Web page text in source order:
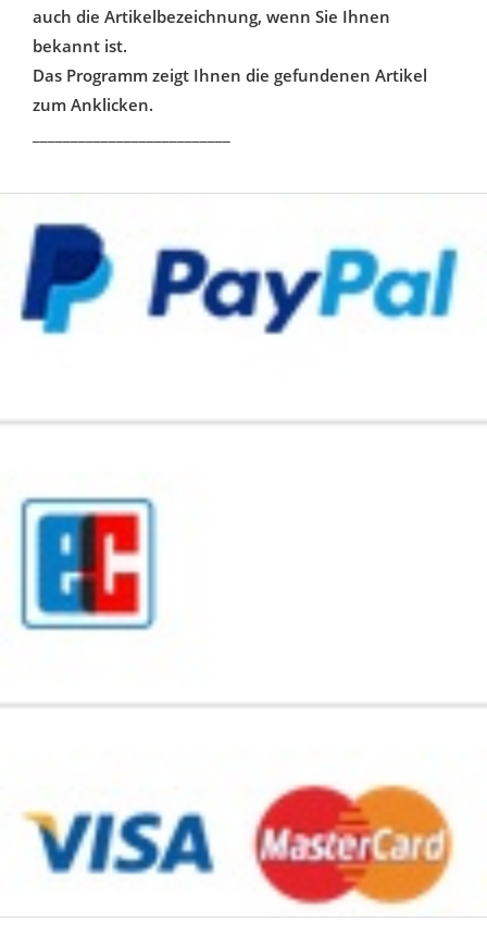
auch die Artikelbezeichnung, wenn Sie Ihnen
bekannt ist.
Das Programm zeigt Ihnen die gefundenen Artikel
zum Anklicken.